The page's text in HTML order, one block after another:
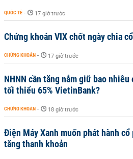
QUỐC TẾ - 17 giờ trước
Chứng khoán VIX chốt ngày chia
CHỨNG KHOÁN - 17 giờ trước
NHNN cần tăng nắm giữ bao
tối thiểu 65% VietinBank?
CHỨNG KHOÁN - 18 giờ trước
Điện Máy Xanh muốn phát hành
tăng thanh khoản